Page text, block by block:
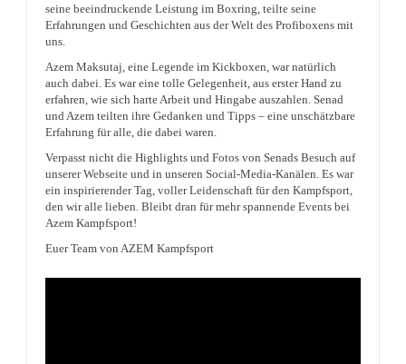
seine beeindruckende Leistung im Boxring, teilte seine
Erfahrungen und Geschichten aus der Welt des Profiboxens mit
uns.
Azem Maksutaj, eine Legende im Kickboxen, war natürlich
auch dabei. Es war eine tolle Gelegenheit, aus erster Hand zu
erfahren, wie sich harte Arbeit und Hingabe auszahlen. Senad
und Azem teilten ihre Gedanken und Tipps – eine unschätzbare
Erfahrung für alle, die dabei waren.
Verpasst nicht die Highlights und Fotos von Senads Besuch auf
unserer Webseite und in unseren Social-Media-Kanälen. Es war
ein inspirierender Tag, voller Leidenschaft für den Kampfsport,
den wir alle lieben. Bleibt dran für mehr spannende Events bei
Azem Kampfsport!
Euer Team von AZEM Kampfsport